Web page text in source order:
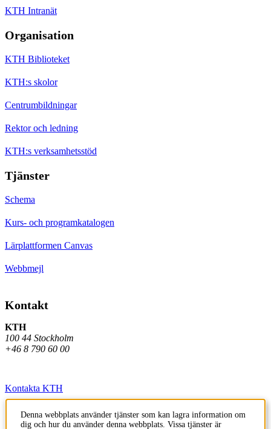
KTH Intranät
Organisation
KTH Biblioteket
KTH:s skolor
Centrumbildningar
Rektor och ledning
KTH:s verksamhetsstöd
Tjänster
Schema
Kurs- och programkatalogen
Lärplattformen Canvas
Webbmejl
Kontakt
KTH
100 44 Stockholm
+46 8 790 60 00
Kontakta KTH
Jobba på KTH
Denna webbplats använder tjänster som kan lagra information om
dig och hur du använder denna webbplats. Vissa tjänster är